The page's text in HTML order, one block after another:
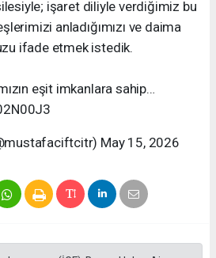
işaret diliyle verdiğimiz bu
anladığımızı ve daima
ifade etmek istedik.
eşit imkanlara sahip…
May 15, 2026